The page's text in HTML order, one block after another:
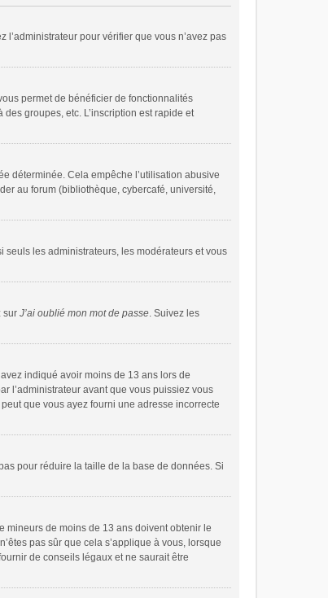
l’administrateur pour vérifier que vous n’avez pas
permet de bénéficier de fonctionnalités
groupes, etc. L’inscription est rapide et
déterminée. Cela empêche l’utilisation abusive
au forum (bibliothèque, cybercafé, université,
seuls les administrateurs, les modérateurs et vous
sur J’ai oublié mon mot de passe. Suivez les
indiqué avoir moins de 13 ans lors de
l’administrateur avant que vous puissiez vous
que vous ayez fourni une adresse incorrecte
pour réduire la taille de la base de données. Si
mineurs de moins de 13 ans doivent obtenir le
pas sûr que cela s’applique à vous, lorsque
de conseils légaux et ne saurait être